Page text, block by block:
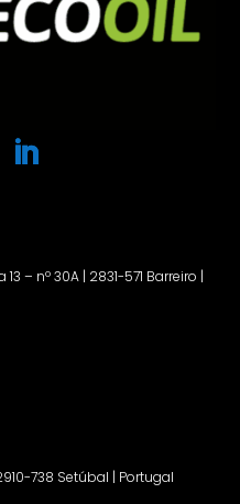
– nº 30A | 2831-571 Barreiro |
738 Setúbal | Portugal